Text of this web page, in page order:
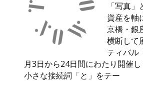
「写真
資産を軸
京橋・銀
横断して
ティバル
月3日から24日間にわたり開催
小さな接続詞「と」をテー